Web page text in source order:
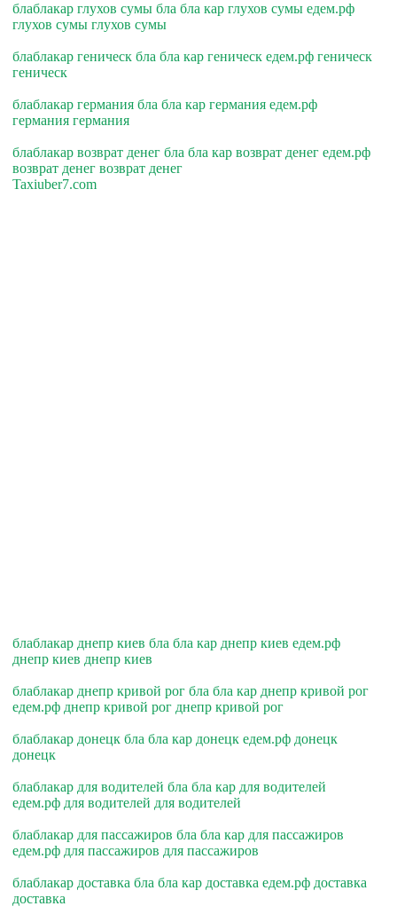
блаблакар глухов сумы бла бла кар глухов сумы едем.рф
глухов сумы глухов сумы
блаблакар геническ бла бла кар геническ едем.рф геническ
геническ
блаблакар германия бла бла кар германия едем.рф
германия германия
блаблакар возврат денег бла бла кар возврат денег едем.рф
возврат денег возврат денег
Taxiuber7.com
блаблакар днепр киев бла бла кар днепр киев едем.рф
днепр киев днепр киев
блаблакар днепр кривой рог бла бла кар днепр кривой рог
едем.рф днепр кривой рог днепр кривой рог
блаблакар донецк бла бла кар донецк едем.рф донецк
донецк
блаблакар для водителей бла бла кар для водителей
едем.рф для водителей для водителей
блаблакар для пассажиров бла бла кар для пассажиров
едем.рф для пассажиров для пассажиров
блаблакар доставка бла бла кар доставка едем.рф доставка
доставка